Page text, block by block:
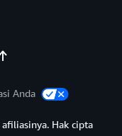
Anda
Hak cipta